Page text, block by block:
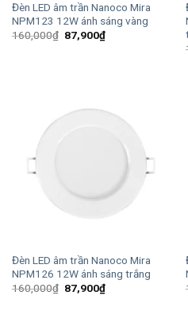
Đèn LED âm trần Nanoco Mira
NPM123 12W ánh sáng vàng
160,000₫ Giá
gốc
87,900₫Giá
hiện
Đèn LED âm trần Nanoco Mira
NPM126 12W ánh sáng trắng
160,000₫ Giá
gốc
87,900₫Giá
hiện